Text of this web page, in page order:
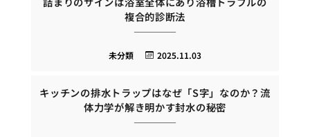
複合的診断法
2025.11.03
未分類
キッチンの排水トラップはなぜ「S字」なのか？流
体力学が解き明かす封水の秘密